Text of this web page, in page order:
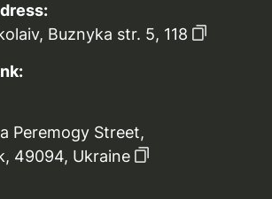
Buznyka str. 5, 118
Peremogy Street,
49094, Ukraine